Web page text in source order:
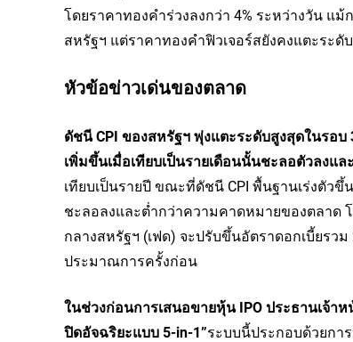
โดยราคาทองคำร่วงลงกว่า 4% ระหว่างวัน แ
สหรัฐฯ แต่ราคาทองคำฟิวเจอร์สยังคงแตะระ
หัวข้อข่าวเด่นของตลาด
ดัชนี CPI ของสหรัฐฯ พุ่งแตะระดับสูงสุดในรอ
เพิ่มขึ้นเมื่อเทียบเป็นรายเดือนนั้นชะลอตัวลงแ
เทียบเป็นรายปี ขณะที่ดัชนี CPI พื้นฐานเร่งตัวขึ้
ชะลอลงและต่ำกว่าความคาดหมายของตลาด
กลางสหรัฐฯ (เฟด) จะปรับขึ้นอัตราดอกเบี้ยรว
ประมาณการครั้งก่อน
ในช่วงก่อนการเสนอขายหุ้น IPO ประธานเจ้าห
ปิดอัจฉริยะแบบ 5-in-1”ระบบนี้ประกอบด้วยกา